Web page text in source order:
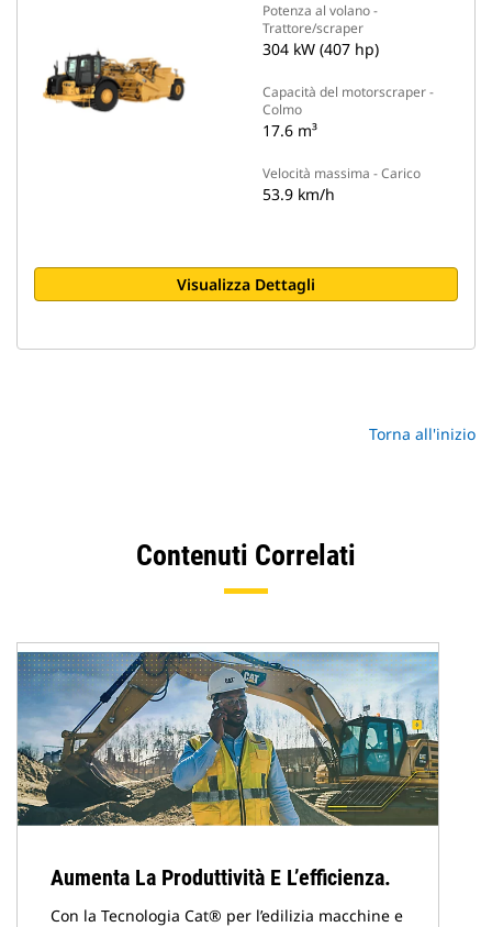
Potenza al volano -
Trattore/scraper
304 kW (407 hp)
Capacità del motorscraper -
Colmo
17.6 m³
Velocità massima - Carico
53.9 km/h
Visualizza Dettagli
Torna all'inizio
Contenuti Correlati
Aumenta La Produttività E L’efficienza.
Con la Tecnologia Cat® per l’edilizia macchine e